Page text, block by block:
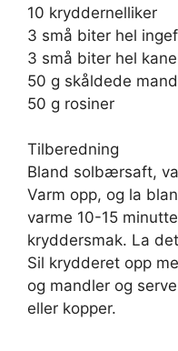
10 kryddernelliker
3 små biter hel
3 små biter hel
50 g skåldede
50 g rosiner
Tilberedning
Bland solbærsaft,
Varm opp, og la
varme 10-15
kryddersmak. La
Sil krydderet opp
og mandler og
eller kopper.